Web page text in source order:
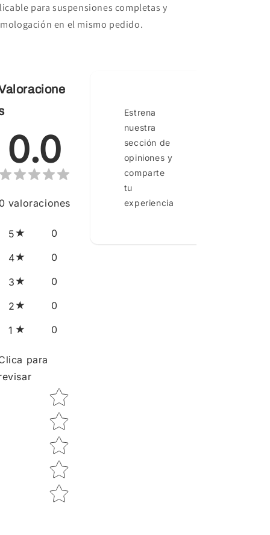
para suspensiones completas y
en el mismo pedido.
0.0
0 valoraciones
5 0
4 0
3 0
2 0
1 0
para
Star rating
Estrena
nuestra
sección de
opiniones y
comparte
tu
experiencia